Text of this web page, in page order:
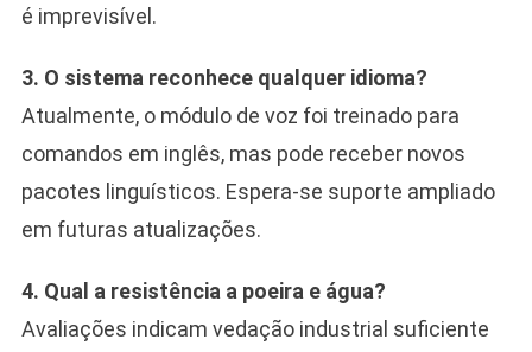
é imprevisível.
3. O sistema reconhece qualquer idioma?
Atualmente, o módulo de voz foi treinado para
comandos em inglês, mas pode receber novos
pacotes linguísticos. Espera-se suporte ampliado
em futuras atualizações.
4. Qual a resistência a poeira e água?
Avaliações indicam vedação industrial suficiente